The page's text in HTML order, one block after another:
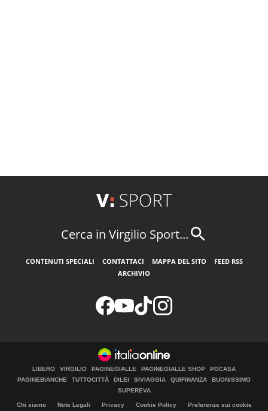
Cerca in Virgilio Sport...
CONTENUTI SPECIALI CONTATTACI MAPPA DEL SITO
FEED RSS
ARCHIVIO
LIBERO VIRGILIO PAGINEGIALLE PAGINEGIALLE SHOP
PGCASA
PAGINEBIANCHE
TUTTOCITTÀ DILEI SIVIAGGIA QUIFINANZA
BUONISSIMO
SUPEREVA
Chi siamo Note Legali Privacy Cookie Policy Preferenze sui cookie